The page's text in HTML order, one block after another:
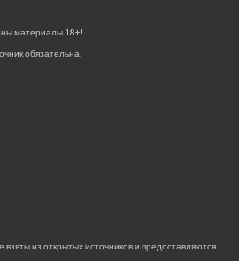
материалы 18+!
обязательна.
из открытых источников и предоставляются